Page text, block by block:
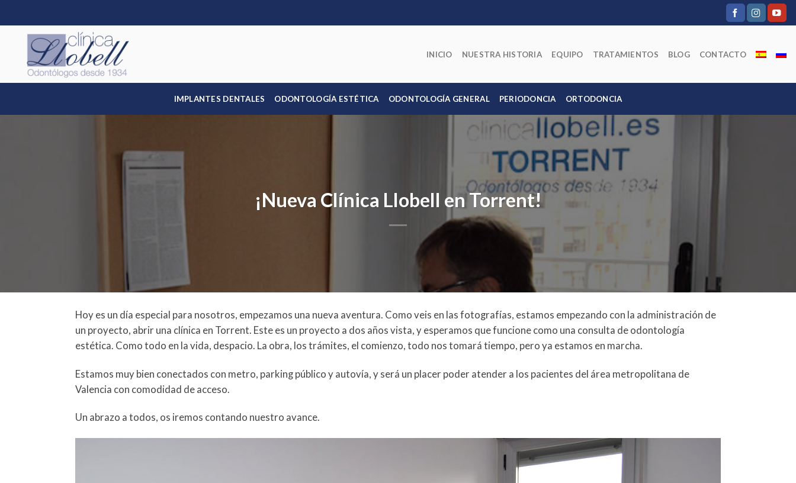
to
content
INICIO NUESTRA HISTORIA EQUIPO TRATAMIENTOS BLOG CONTACTO
IMPLANTES DENTALES ODONTOLOGÍA ESTÉTICA ODONTOLOGÍA GENERAL PERIODONCIA ORTODONCIA
¡Nueva Clínica Llobell en Torrent!
Hoy es un día especial para nosotros, empezamos una nueva aventura. Como veis en las fotografías, estamos empezando con la administración de
un proyecto, abrir una clínica en Torrent. Este es un proyecto a dos años vista, y esperamos que funcione como una consulta de odontología
estética. Como todo en la vida, despacio. La obra, los trámites, el comienzo, todo nos tomará tiempo, pero ya estamos en marcha.
Estamos muy bien conectados con metro, parking público y autovía, y será un placer poder atender a los pacientes del área metropolitana de
Valencia con comodidad de acceso.
Un abrazo a todos, os iremos contando nuestro avance.